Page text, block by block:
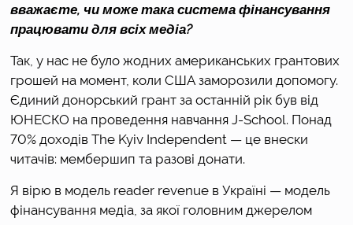
вважаєте, чи може така система фінансування
працювати для всіх медіа?
Так, у нас не було жодних американських грантових
грошей на момент, коли США заморозили допомогу.
Єдиний донорський грант за останній рік був від
ЮНЕСКО на проведення навчання J-School. Понад
70% доходів The Kyiv Independent — це внески
читачів: мембершип та разові донати.
Я вірю в модель reader revenue в Україні — модель
фінансування медіа, за якої головним джерелом